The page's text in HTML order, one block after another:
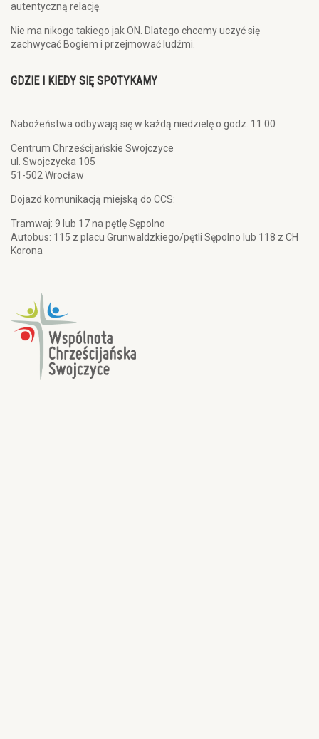
autentyczną relację.
Nie ma nikogo takiego jak ON. Dlatego chcemy uczyć się
zachwycać Bogiem i przejmować ludźmi.
GDZIE I KIEDY SIĘ SPOTYKAMY
Nabożeństwa odbywają się w każdą niedzielę o godz. 11:00
Centrum Chrześcijańskie Swojczyce
ul. Swojczycka 105
51-502 Wrocław
Dojazd komunikacją miejską do CCS:
Tramwaj: 9 lub 17 na pętlę Sępolno
Autobus: 115 z placu Grunwaldzkiego/pętli Sępolno lub 118 z CH
Korona